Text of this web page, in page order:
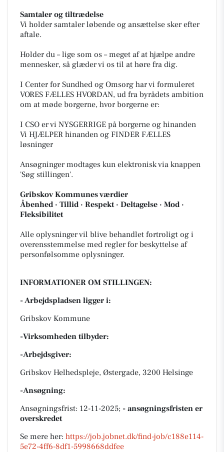
Samtaler og tiltrædelse
Vi holder samtaler løbende og ansættelse sker efter
aftale.
Holder du – lige som os – meget af at hjælpe andre
mennesker, så glæder vi os til at høre fra dig.
I Center for Sundhed og Omsorg har vi formuleret
VORES FÆLLES HVORDAN, ud fra byrådets ambition
om at møde borgerne, hvor borgerne er:
I CSO er vi NYSGERRIGE på borgerne og hinanden
Vi HJÆLPER hinanden og FINDER FÆLLES
løsninger
Ansøgninger modtages kun elektronisk via knappen
'Søg stillingen'.
Gribskov Kommunes værdier
Åbenhed · Tillid · Respekt · Deltagelse · Mod ·
Fleksibilitet
Alle oplysninger vil blive behandlet fortroligt og i
overensstemmelse med regler for beskyttelse af
personfølsomme oplysninger.
INFORMATIONER OM STILLINGEN:
- Arbejdspladsen ligger i:
Gribskov Kommune
-Virksomheden tilbyder:
-Arbejdsgiver:
Gribskov Helhedspleje, Østergade, 3200 Helsinge
-Ansøgning:
Ansøgningsfrist: 12-11-2025; - ansøgningsfristen er
overskredet
Se mere her: https://job.jobnet.dk/find-job/c188e114-
5e72-4ff6-8df1-5998668ddfee